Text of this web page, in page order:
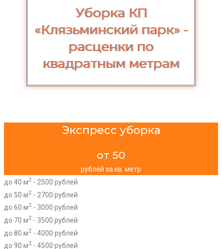
Уборка КП
«Клязьминский парк» -
расценки по
квадратным метрам
Экспресс уборка
от 50
рублей за кв. метр
до 40 м2 - 2500 рублей
до 50 м2 - 2700 рублей
до 60 м2 - 3000 рублей
до 70 м2 - 3500 рублей
до 80 м2 - 4000 рублей
до 90 м2 - 4500 рублей